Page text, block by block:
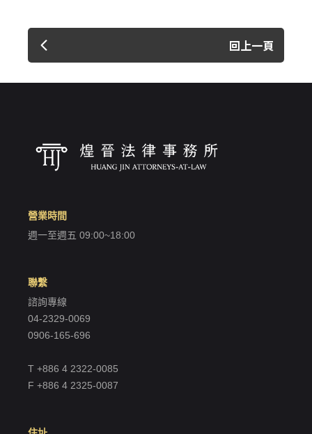
回上一頁
營業時間
週一至週五 09:00~18:00
聯繫
諮詢專線
04-2329-0069
0906-165-696
T +886 4 2322-0085
F +886 4 2325-0087